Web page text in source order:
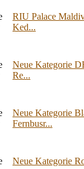
RIU Palace
Ked...
Neue Kategorie
Re...
Neue Kategorie
Fernbusr...
Neue Kategorie